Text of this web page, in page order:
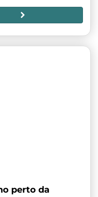
perto da